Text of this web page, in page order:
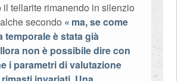
il tellarite rimanendo in silenzio
secondo
ma, se come
temporale è stata già
non è possibile dire con
i parametri di valutazione